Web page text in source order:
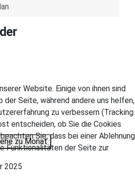
zu Monat
2025
Website. Einige von ihnen sind
Seite, während andere uns helfen,
zu verbessern (Tracking
entscheiden, ob Sie die Cookies
Sie, dass bei einer Ablehnung
Funktionalitäten der Seite zur